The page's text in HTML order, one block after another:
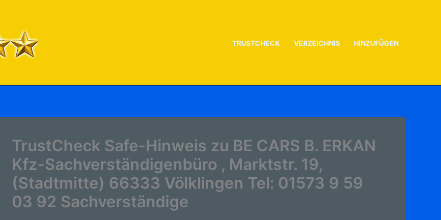
TRUSTCHECK VERZEICHNIS HINZUFÜGEN
TrustCheck Safe-Hinweis zu BE CARS B. ERKAN
Kfz-Sachverständigenbüro , Marktstr. 19,
(Stadtmitte) 66333 Völklingen Tel: 01573 9 59
03 92 Sachverständige